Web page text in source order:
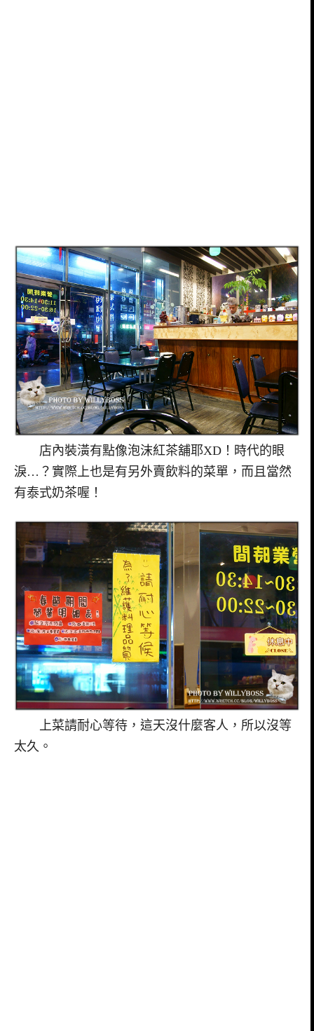
店內裝潢有點像泡沫紅茶舖耶XD！時代的眼
淚…？實際上也是有另外賣飲料的菜單，而且當然
有泰式奶茶喔！
上菜請耐心等待，這天沒什麼客人，所以沒等
太久。